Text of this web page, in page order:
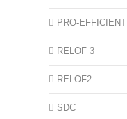
PRO-EFFICIENT
RELOF 3
RELOF2
SDC